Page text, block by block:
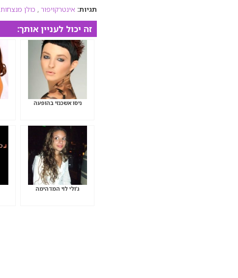
תגיות: אינטרקויפור , כולן מנצחות
זה יכול לעניין אותך:
ניסו אשכנזי בהופעה
ג’ולי לוי המדהימה